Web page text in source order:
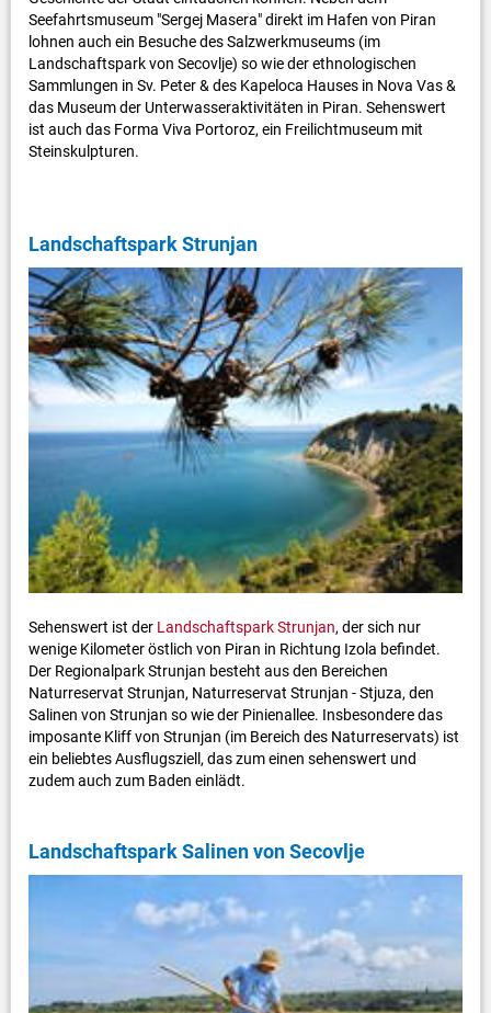
Seefahrtsmuseum "Sergej Masera" direkt im Hafen von Piran
lohnen auch ein Besuche des Salzwerkmuseums (im
Landschaftspark von Secovlje) so wie der ethnologischen
Sammlungen in Sv. Peter & des Kapeloca Hauses in Nova Vas &
das Museum der Unterwasseraktivitäten in Piran. Sehenswert
ist auch das Forma Viva Portoroz, ein Freilichtmuseum mit
Steinskulpturen.
Landschaftspark Strunjan
Sehenswert ist der Landschaftspark Strunjan, der sich nur
wenige Kilometer östlich von Piran in Richtung Izola befindet.
Der Regionalpark Strunjan besteht aus den Bereichen
Naturreservat Strunjan, Naturreservat Strunjan - Stjuza, den
Salinen von Strunjan so wie der Pinienallee. Insbesondere das
imposante Kliff von Strunjan (im Bereich des Naturreservats) ist
ein beliebtes Ausflugsziell, das zum einen sehenswert und
zudem auch zum Baden einlädt.
Landschaftspark Salinen von Secovlje